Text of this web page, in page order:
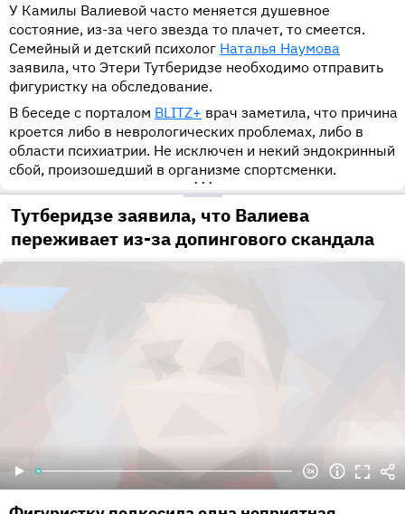
У Камилы Валиевой часто меняется душевное
состояние, из-за чего звезда то плачет, то смеется.
Семейный и детский психолог Наталья Наумова
заявила, что Этери Тутберидзе необходимо отправить
фигуристку на обследование.
В беседе с порталом BLITZ+ врач заметила, что причина
кроется либо в неврологических проблемах, либо в
области психиатрии. Не исключен и некий эндокринный
сбой, произошедший в организме спортсменки.
•••
Тутберидзе заявила, что Валиева
переживает из-за допингового скандала